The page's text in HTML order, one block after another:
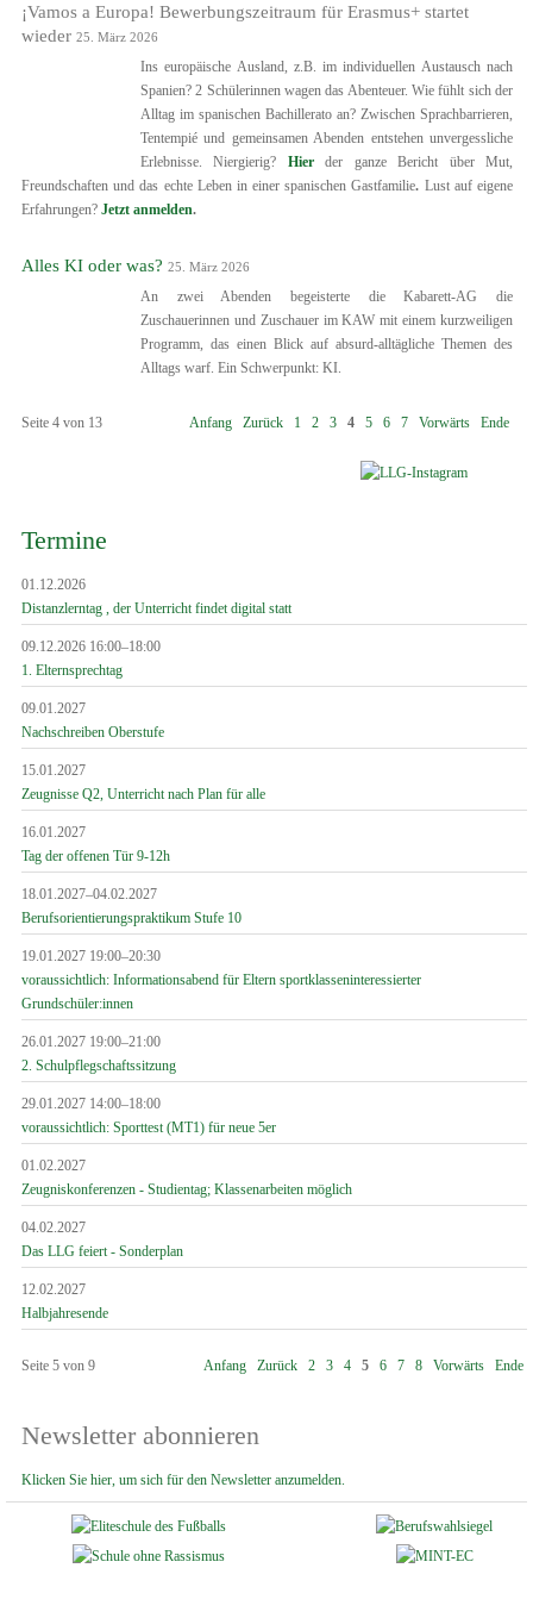
¡Vamos a Europa! Bewerbungszeitraum für Erasmus+ startet
wieder 25. März 2026
Ins europäische Ausland, z.B. im individuellen Austausch nach
Spanien? 2 Schülerinnen wagen das Abenteuer. Wie fühlt sich der
Alltag im spanischen Bachillerato an? Zwischen Sprachbarrieren,
Tentempié und gemeinsamen Abenden entstehen unvergessliche
Erlebnisse. Niergierig? Hierder ganze Bericht über Mut,
Freundschaften und das echte Leben in einer spanischen Gastfamilie. Lust auf eigene
Erfahrungen? Jetzt anmelden.
Alles KI oder was? 25. März 2026
An zwei Abenden begeisterte die Kabarett-AG die
Zuschauerinnen und Zuschauer im KAW mit einem kurzweiligen
Programm, das einen Blick auf absurd-alltägliche Themen des
Alltags warf. Ein Schwerpunkt: KI.
Seite 4 von 13 Anfang Zurück 1 2 3 4 5 6 7 Vorwärts Ende
Termine
01.12.2026
Distanzlerntag , der Unterricht findet digital statt
09.12.2026 16:00–18:00
1. Elternsprechtag
09.01.2027
Nachschreiben Oberstufe
15.01.2027
Zeugnisse Q2, Unterricht nach Plan für alle
16.01.2027
Tag der offenen Tür 9-12h
18.01.2027–04.02.2027
Berufsorientierungspraktikum Stufe 10
19.01.2027 19:00–20:30
voraussichtlich: Informationsabend für Eltern sportklasseninteressierter
Grundschüler:innen
26.01.2027 19:00–21:00
2. Schulpflegschaftssitzung
29.01.2027 14:00–18:00
voraussichtlich: Sporttest (MT1) für neue 5er
01.02.2027
Zeugniskonferenzen - Studientag; Klassenarbeiten möglich
04.02.2027
Das LLG feiert - Sonderplan
12.02.2027
Halbjahresende
Seite 5 von 9 Anfang Zurück 2 3 4 5 6 7 8 Vorwärts Ende
Newsletter abonnieren
Klicken Sie hier, um sich für den Newsletter anzumelden.